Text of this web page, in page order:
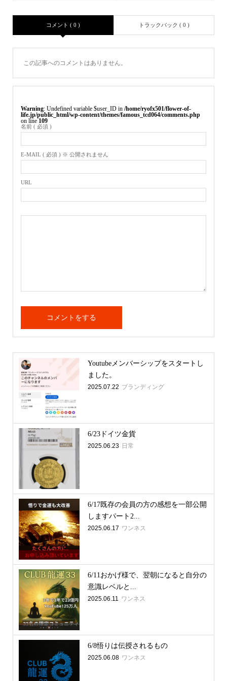
コメント ( 0 ) トラックバック ( 0 )
この記事へのコメントはありません。
Warning : Undefined variable $user_ID in /home/ryofx501/flower-of-
life.jp/public_html/wp-content/themes/famous_tcd064/comments.php
on line 109
名前 ( 必須 )
E-MAIL ( 必須 ) ※ 公開されません
URL
Youtubeメンバーシップをスタートし
ました。
2025.07.22 ブランディング
6/23ドイツ金貨
2025.06.23 日常
6/17既存の会員の方の感想を一部公開
しますパート2...
2025.06.17 ワンネス
6/11おかげ様で、翌朝になると自分の
意識レベルと...
2025.06.11 ワンネス
6/8悟りは伝授されるもの
2025.06.08 ワンネス